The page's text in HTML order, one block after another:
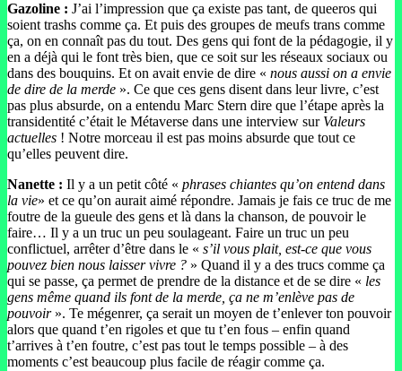
Gazoline : J’ai l’impression que ça existe pas tant, de queeros qui
soient trashs comme ça. Et puis des groupes de meufs trans comme
ça, on en connaît pas du tout. Des gens qui font de la pédagogie, il y
en a déjà qui le font très bien, que ce soit sur les réseaux sociaux ou
dans des bouquins. Et on avait envie de dire « nous aussi on a envie
de dire de la merde ». Ce que ces gens disent dans leur livre, c’est
pas plus absurde, on a entendu Marc Stern dire que l’étape après la
transidentité c’était le Métaverse dans une interview sur Valeurs
actuelles ! Notre morceau il est pas moins absurde que tout ce
qu’elles peuvent dire.
Nanette : Il y a un petit côté « phrases chiantes qu’on entend dans
la vie» et ce qu’on aurait aimé répondre. Jamais je fais ce truc de me
foutre de la gueule des gens et là dans la chanson, de pouvoir le
faire… Il y a un truc un peu soulageant. Faire un truc un peu
conflictuel, arrêter d’être dans le « s’il vous plait, est-ce que vous
pouvez bien nous laisser vivre ? » Quand il y a des trucs comme ça
qui se passe, ça permet de prendre de la distance et de se dire « les
gens même quand ils font de la merde, ça ne m’enlève pas de
pouvoir». Te mégenrer, ça serait un moyen de t’enlever ton pouvoir
alors que quand t’en rigoles et que tu t’en fous – enfin quand
t’arrives à t’en foutre, c’est pas tout le temps possible – à des
moments c’est beaucoup plus facile de réagir comme ça.